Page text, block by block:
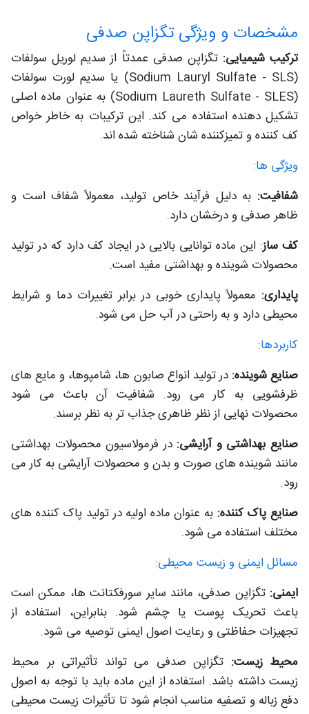
مشخصات و ویژگی تگزاپن صدفی
ترکیب شیمیایی: تگزاپن صدفی عمدتاً از سدیم لوریل سولفات
(Sodium Lauryl Sulfate - SLS) یا سدیم لورت سولفات
(Sodium Laureth Sulfate - SLES) به عنوان ماده اصلی
تشکیل دهنده استفاده می کند. این ترکیبات به خاطر خواص
کف کننده و تمیزکننده شان شناخته شده اند.
ویژگی ها:
شفافیت: به دلیل فرآیند خاص تولید، معمولاً شفاف است و
ظاهر صدفی و درخشان دارد.
کف ساز: این ماده توانایی بالایی در ایجاد کف دارد که در تولید
محصولات شوینده و بهداشتی مفید است.
پایداری: معمولاً پایداری خوبی در برابر تغییرات دما و شرایط
محیطی دارد و به راحتی در آب حل می شود.
کاربردها:
صنایع شوینده: در تولید انواع صابون ها، شامپوها، و مایع های
ظرفشویی به کار می رود. شفافیت آن باعث می شود
محصولات نهایی از نظر ظاهری جذاب تر به نظر برسند.
صنایع بهداشتی و آرایشی:در فرمولاسیون محصولات بهداشتی
مانند شوینده های صورت و بدن و محصولات آرایشی به کار می
رود.
صنایع پاک کننده: به عنوان ماده اولیه در تولید پاک کننده های
مختلف استفاده می شود.
مسائل ایمنی و زیست محیطی:
ایمنی: تگزاپن صدفی، مانند سایر سورفکتانت ها، ممکن است
باعث تحریک پوست یا چشم شود. بنابراین، استفاده از
تجهیزات حفاظتی و رعایت اصول ایمنی توصیه می شود.
محیط زیست: تگزاپن صدفی می تواند تأثیراتی بر محیط
زیست داشته باشد. استفاده از این ماده باید با توجه به اصول
دفع زباله و تصفیه مناسب انجام شود تا تأثیرات زیست محیطی